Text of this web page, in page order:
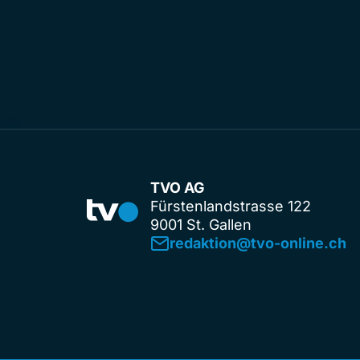
TVO AG
Fürstenlandstrasse 122
9001 St. Gallen
redaktion@tvo-online.ch